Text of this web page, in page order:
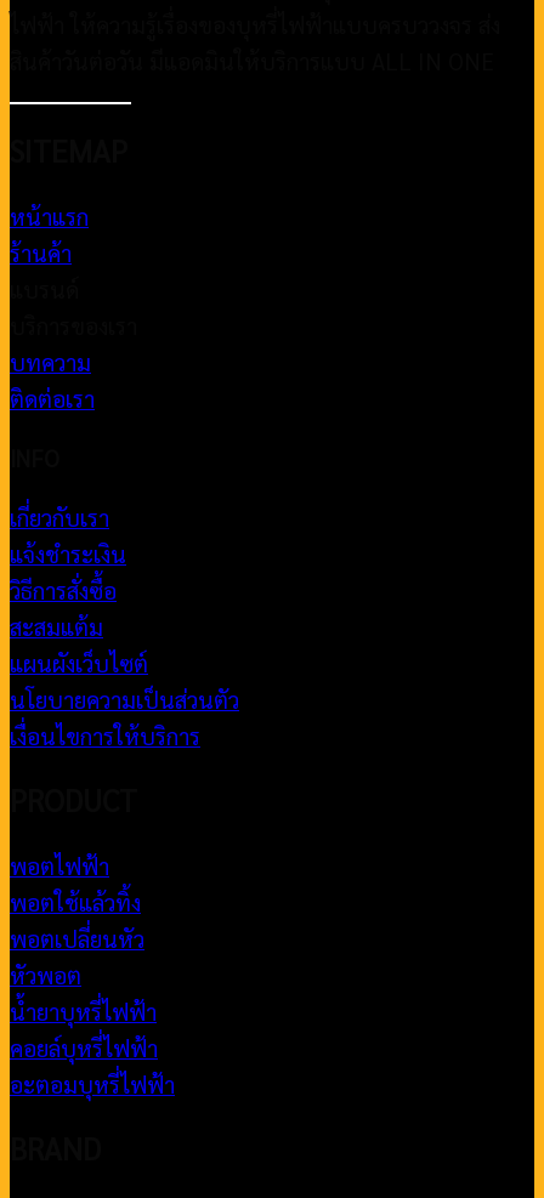
หน้าแรก
ร้านค้า
บทความ
ติดต่อเรา
เกี่ยวกับเรา
แจ้งชำระเงิน
วิธีการสั่งซื้อ
สะสมแต้ม
แผนผังเว็บไซต์
นโยบายความเป็นส่วนตัว
เงื่อนไขการให้บริการ
พอตไฟฟ้า
พอตใช้แล้วทิ้ง
พอตเปลี่ยนหัว
หัวพอต
น้ำยาบุหรี่ไฟฟ้า
คอยล์บุหรี่ไฟฟ้า
อะตอมบุหรี่ไฟฟ้า